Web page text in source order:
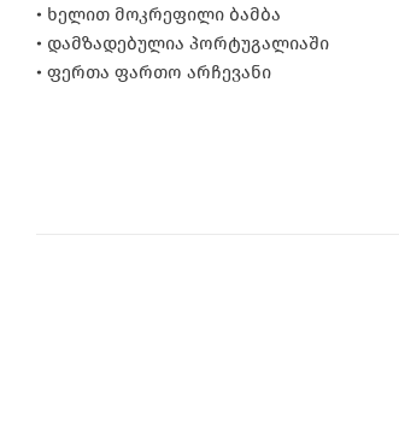
• ხელით მოკრეფილი ბამბა
• დამზადებულია პორტუგალიაში
• ფერთა ფართო არჩევანი